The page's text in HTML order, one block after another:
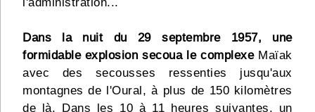
Dans la nuit du 29 septembre 1957, une
formidable explosion secoua le complexeMaïak
avec des secousses ressenties jusqu'aux
montagnes de l'Oural, à plus de 150 kilomètres
de là. Dans les 10 à 11 heures suivantes, un